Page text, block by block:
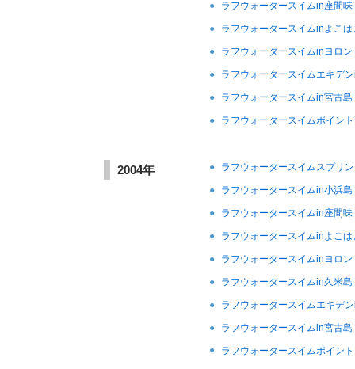
● ラフウォータースイムin座間味
● ラフウォータースイムinよこは
● ラフウォータースイムinヨロン
● ラフウォータースイムエキデ
● ラフウォータースイムin宮古島
● ラフウォータースイムポイン
2004年 ● ラフウォータースイムスプリ
● ラフウォータースイムin小浜島
● ラフウォータースイムin座間味
● ラフウォータースイムinよこは
● ラフウォータースイムinヨロン
● ラフウォータースイムin久米島
● ラフウォータースイムエキデ
●
ラフウォータースイムin宮古島
●
ラフウォータースイムポイン